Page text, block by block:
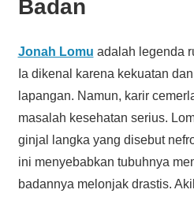
Badan
Jonah Lomu adalah legenda
Ia dikenal karena kekuatan
lapangan. Namun, karir
masalah kesehatan serius.
ginjal langka yang disebut
ini menyebabkan tubuhnya
badannya melonjak drastis.